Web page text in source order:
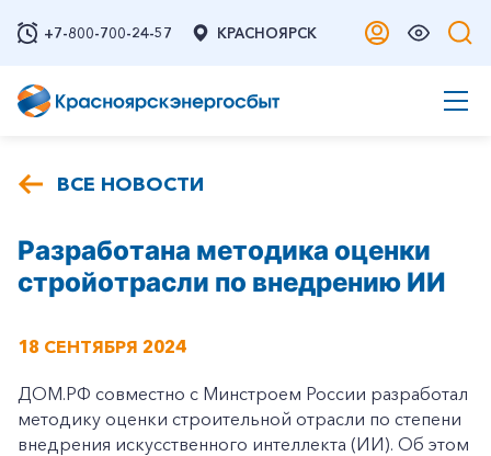
+7-800-700-24-57 КРАСНОЯРСК
ВСЕ НОВОСТИ
Разработана методика оценки
стройотрасли по внедрению ИИ
18 СЕНТЯБРЯ 2024
ДОМ.РФ совместно с Минстроем России разработал
методику оценки строительной отрасли по степени
внедрения искусственного интеллекта (ИИ). Об этом